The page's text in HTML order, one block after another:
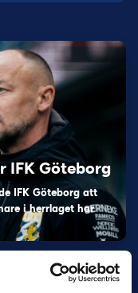
IFK Göteborg
IFK Göteborg att
i herrlaget har